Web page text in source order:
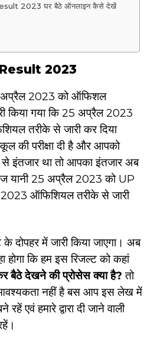
2023 घर बैठे ऑनलाइन कैसे देखें
2023
अप्रैल 2023 को ऑफिशल
किया गया कि 25 अप्रैल 2023
तरीके से जारी कर दिया
की परीक्षा दी है और आपको
इंतजार था तो आपका इंतजार अब
यानी 25 अप्रैल 2023 को UP
ऑफिशियल तरीके से जारी
दोपहर में जारी किया जाएगा। अब
कि हम इस रिजल्ट को कहां
बैठे देखने की प्रोसेस क्या है?तो
नहीं है बस आप इस लेख में
एवं हमारे द्वारा दी जाने वाली